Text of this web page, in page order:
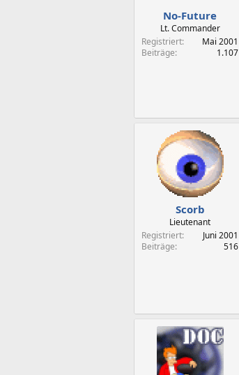
No-Future
Lt. Commander
Registriert
Mai 2001
Beiträge
1.107
Scorb
Lieutenant
Registriert
Juni 2001
Beiträge
516